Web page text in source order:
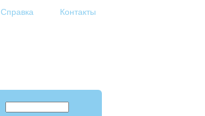
Справка Контакты